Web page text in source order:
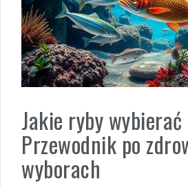
Jakie ryby
Przewodnik po
wyborach